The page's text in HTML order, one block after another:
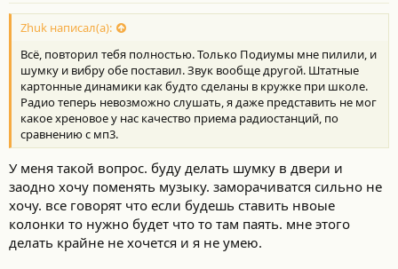
о
с
и
:
Zhuk написал(а):
Всё, повторил тебя полностью. Только Подиумы мне пилили, и
шумку и вибру обе поставил. Звук вообще другой. Штатные
картонные динамики как будто сделаны в кружке при школе.
Радио теперь невозможно слушать, я даже представить не мог
какое хреновое у нас качество приема радиостанций, по
сравнению с мп3.
У меня такой вопрос. буду делать шумку в двери и
заодно хочу поменять музыку. заморачиватся сильно не
хочу. все говорят что если будешь ставить нвоые
колонки то нужно будет что то там паять. мне этого
делать крайне не хочется и я не умею.